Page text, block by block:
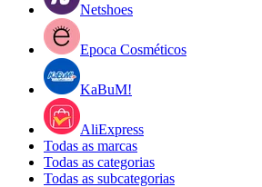
Netshoes
Epoca Cosméticos
KaBuM!
AliExpress
Todas as marcas
Todas as categorias
Todas as subcategorias